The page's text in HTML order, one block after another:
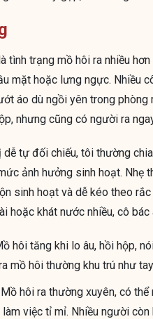
tình trạng mồ hôi ra nhiều
mặt hoặc lưng ngực. Nhiều
áo dù ngồi yên trong
nhưng cũng có người ra
dễ tự đối chiếu, tôi thường
ảnh hưởng sinh hoạt. Nhẹ
sinh hoạt và dễ kéo theo
hoặc khát nước nhiều, cô
hôi tăng khi lo âu, hồi hộp,
mồ hôi thường khu trú như
Mồ hôi ra thường xuyên, có
việc tỉ mỉ. Nhiều người